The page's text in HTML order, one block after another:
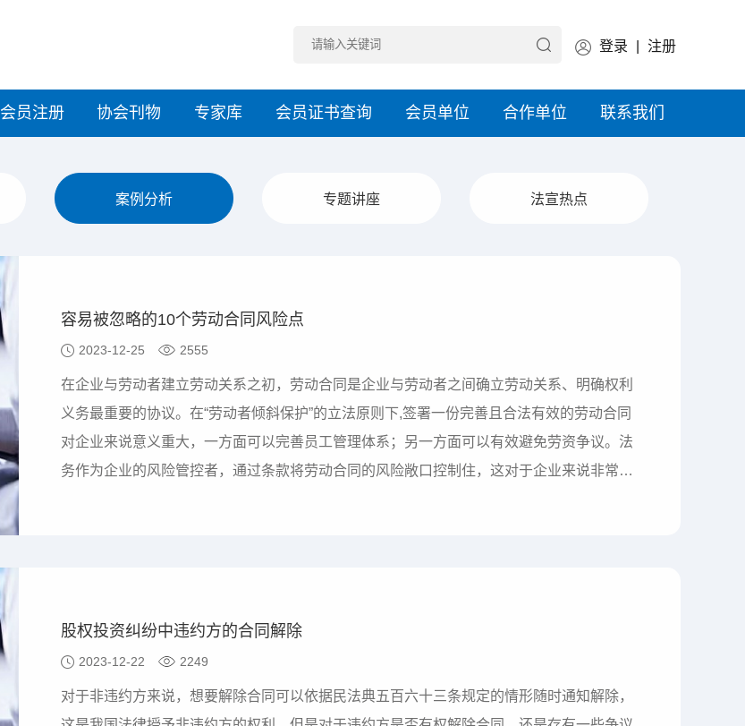
登录 注册
会员注册 协会刊物 专家库 会员证书查询 会员单位 合作单位 联系我们
案例分析 专题讲座 法宣热点
容易被忽略的10个劳动合同风险点
2023-12-25 2555
在企业与劳动者建立劳动关系之初，劳动合同是企业与劳动者之间确立劳动关系、明确权利
义务最重要的协议。在“劳动者倾斜保护”的立法原则下,签署一份完善且合法有效的劳动合同
对企业来说意义重大，一方面可以完善员工管理体系；另一方面可以有效避免劳资争议。法
务作为企业的风险管控者，通过条款将劳动合同的风险敞口控制住，这对于企业来说非常重
股权投资纠纷中违约方的合同解除
2023-12-22 2249
对于非违约方来说，想要解除合同可以依据民法典五百六十三条规定的情形随时通知解除，